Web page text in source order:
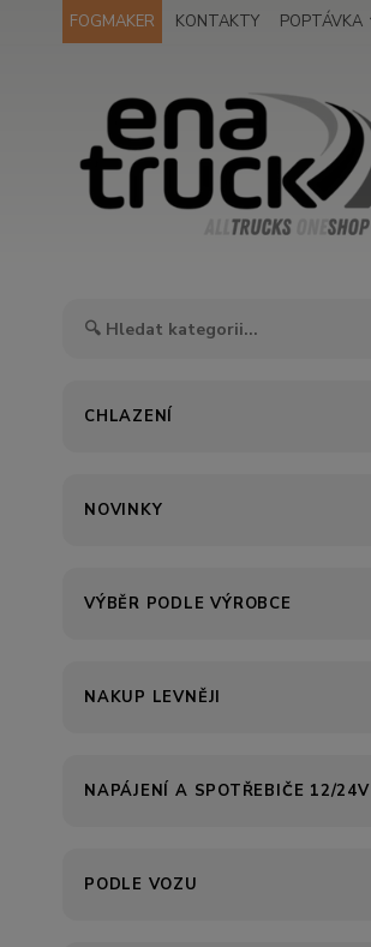
FOGMAKER KONTAKTY POPTÁVKA
CHLAZENÍ
NOVINKY
VÝBĚR PODLE VÝROBCE
NAKUP LEVNĚJI
NAPÁJENÍ A SPOTŘEBIČE 12/24V
PODLE VOZU